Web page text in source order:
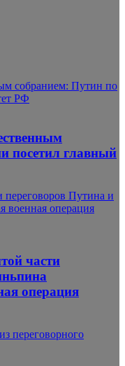
собранием: Путин по
РФ
посетил главный
переговоров Путина и
военная операция
части
операция
переговорного